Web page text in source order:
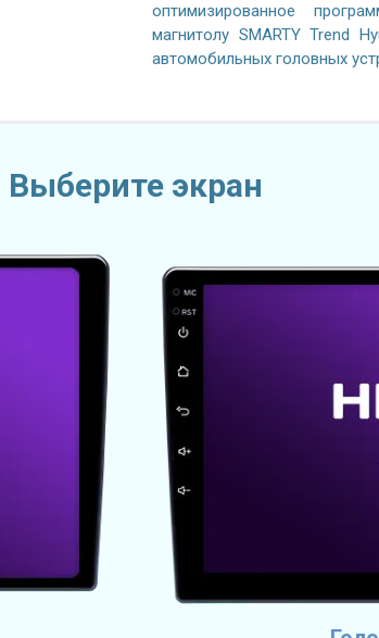
оптимизированное
магнитолу SMARTY Trend
автомобильных головных
Выберите экран